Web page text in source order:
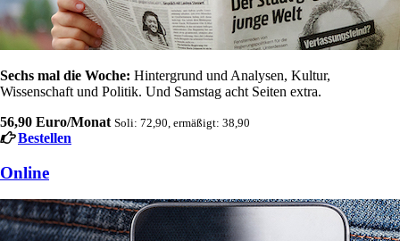
Sechs mal die Woche: Hintergrund und Analysen, Kultur,
Wissenschaft und Politik. Und Samstag acht Seiten extra.
56,90 Euro/Monat Soli: 72,90, ermäßigt: 38,90
Bestellen
Online